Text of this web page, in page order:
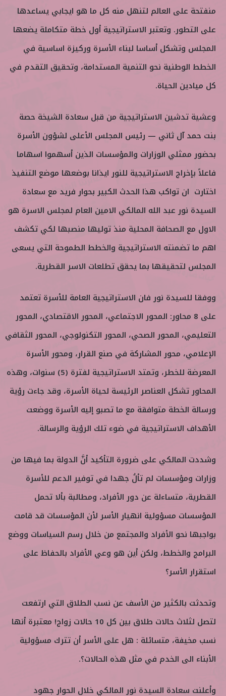
منفتحة على العالم لتنهل منه كل ما هو ايجابي يساعدها
على التطور. وتعتبر الاستراتيجية أول خطة متكاملة يضعها
المجلس وتشكل أساسا لبناء الأسرة وركيزة اساسية في
الخطط الوطنية نحو التنمية المستدامة، وتحقيق التقدم في
كل ميادين الحياة.
وعشية تدشين الاستراتيجية من قبل سعادة الشيخة حصة
بنت حمد آل ثاني — رئيس المجلس الأعلى لشؤون الأسرة
بحضور ممثلي الوزارات والمؤسسات الذين أسهموا اسهاما
فاعلاً بإخراج الاستراتيجية للنور ايذانا بوضعها موضع التنفيذ
اختارت ان تواكب هذا الحدث الكبير بحوار فريد مع سعادة
السيدة نور عبد الله المالكي الامين العام لمجلس الاسرة هو
الاول مع الصحافة المحلية منذ توليها منصبها لكي تكشف
اهم ما تضمنته الاستراتيجية والخطط الطموحة التي يسعى
المجلس لتحقيقها بما يحقق تطلعات الاسر القطرية.
ووفقا للسيدة نور فان الاستراتيجية العامة للأسرة تعتمد
على 8 محاور: المحور الاجتماعي، المحور الاقتصادي، المحور
التعليمي، المحور الصحي، المحور التكنولوجي، المحور الثقافي
الإعلامي، محور المشاركة في صنع القرار، ومحور الأسرة
المعرضة للخطر، وتمتد الاستراتيجية لفترة (5) سنوات، وهذه
المحاور تشكل العناصر الرئيسة لحياة الأسرة، وقد جاءت رؤية
ورسالة الخطة متوافقة مع ما تصبو إليه الأسرة ووضعت
الأهداف الاستراتيجية في ضوء تلك الرؤية والرسالة.
وشددت المالكي على ضرورة التأكيد أنَّ الدولة بما فيها من
وزارات ومؤسسات لم تألُ جهدا في توفير الدعم للأسرة
القطرية، متساءلة عن دور الأفراد، ومطالبة بألا تحمل
المؤسسات مسؤولية انهيار الأسر لأن المؤسسات قد قامت
بواجبها نحو الأفراد والمجتمع من خلال رسم السياسات ووضع
البرامج والخطط، ولكن أين هو وعي الأفراد بالحفاظ على
استقرار الأسر؟
وتحدثت بالكثير من الأسف عن نسب الطلاق التي ارتفعت
لتصل لثلاث حالات طلاق بين كل 10 حالات زواج! معتبرة أنها
نسب مخيفة، متسائلة : هل على الأسر أن تترك مسؤولية
الأبناء الى الخدم في مثل هذه الحالات؟.
وأعلنت سعادة السيدة نور المالكي خلال الحوار جهود